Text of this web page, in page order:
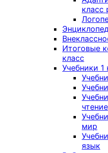
класс
Итоговые
класс
Учебники 1
чтение
мир
язык